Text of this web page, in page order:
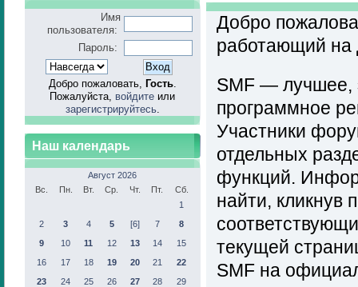
Имя
пользователя:
Пароль:
Добро пожаловать, Гость.
Пожалуйста, войдите или
зарегистрируйтесь.
Наш календарь
Август 2026
Вс.
Пн. Вт. Ср. Чт. Пт.
Сб.
1
2
3 4 5 [6] 7
8
9
10 11 12 13 14
15
16
17 18 19 20 21
22
23
24 25 26 27 28
29
Добро
работающий на
SMF — лучшее,
программное
Участники
отдельных
функций.
найти, кликнув
текущей
SMF на